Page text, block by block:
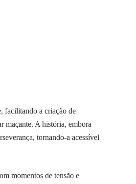
facilitando a criação de
maçante. A história, embora
tornando-a acessível
momentos de tensão e